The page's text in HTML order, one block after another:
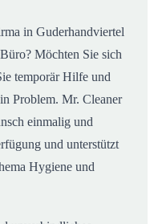
in Guderhandviertel
Möchten Sie sich
temporär Hilfe und
Problem. Mr. Cleaner
einmalig und
und unterstützt
Hygiene und